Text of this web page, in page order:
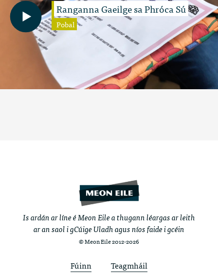
Ranganna Gaeilge sa Phróca Sú
Pobal
Is ardán ar líne é Meon Eile a thugann léargas ar leith
ar an saol i gCúige Uladh agus níos faide i gcéin
© Meon Eile 2012-2026
Fúinn Teagmháil